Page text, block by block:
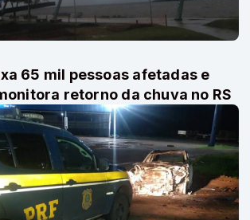
65 mil pessoas afetadas e
retorno da chuva no RS